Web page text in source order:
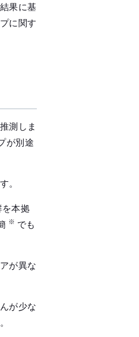
果に基
に関す
測しま
が別途
。
本拠
※ でも
が異な
が少な